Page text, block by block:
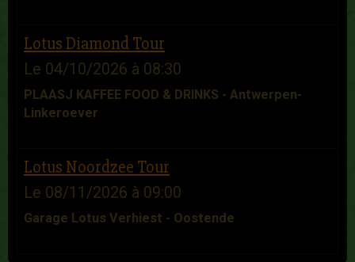
Lotus Diamond Tour
Le 04/10/2026 à 08:30
PLAASJ KAFFEE FOOD & DRINKS - Antwerpen-
Linkeroever
Lotus Noordzee Tour
Le 08/11/2026 à 09:00
Garage Lotus Verhiest - Oostende